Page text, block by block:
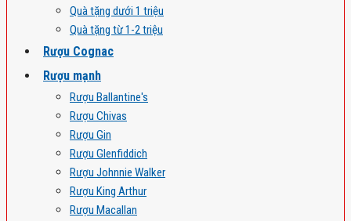
Quà tặng dưới 1 triệu
Quà tặng từ 1-2 triệu
Rượu Cognac
Rượu mạnh
Rượu Ballantine's
Rượu Chivas
Rượu Gin
Rượu Glenfiddich
Rượu Johnnie Walker
Rượu King Arthur
Rượu Macallan